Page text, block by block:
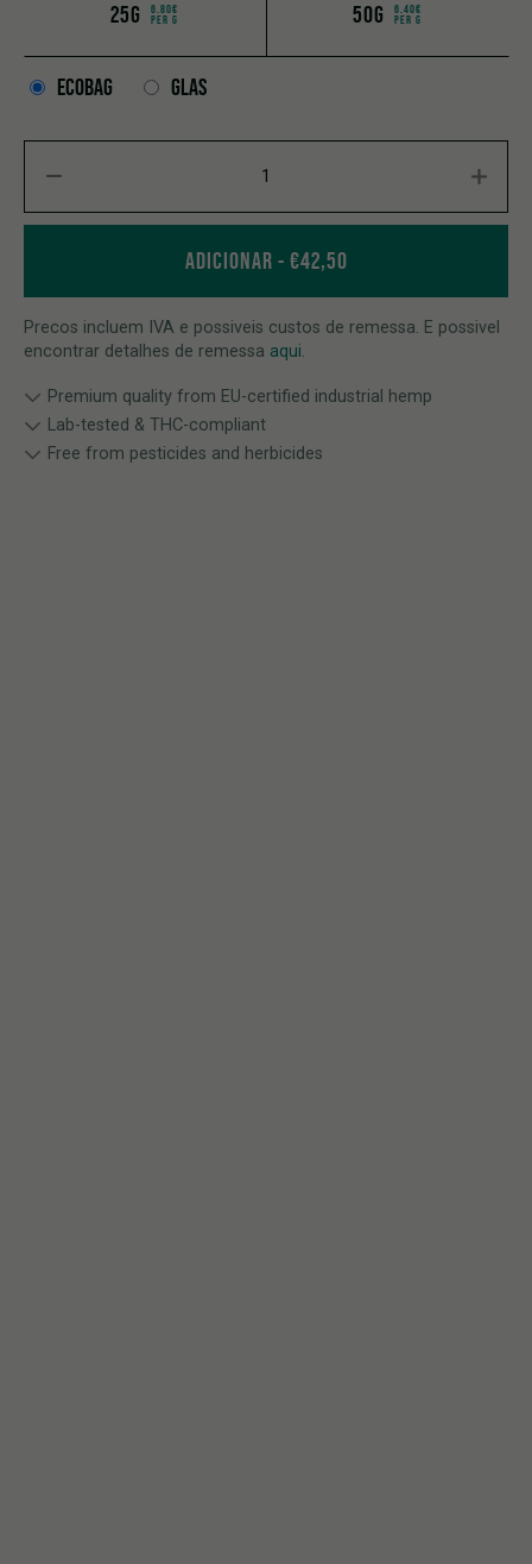
25G
6.80€
PER G
50G
6.40€
PER G
ECOBAG GLAS
ADICIONAR €42,50
Precos incluem IVA e possiveis custos de remessa. E possivel
encontrar detalhes de remessa aqui.
Premium quality from EU-certified industrial hemp
Lab-tested & THC-compliant
Free from pesticides and herbicides